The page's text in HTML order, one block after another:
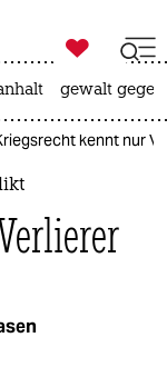

taz zahl ich
gewalt
kennt nur